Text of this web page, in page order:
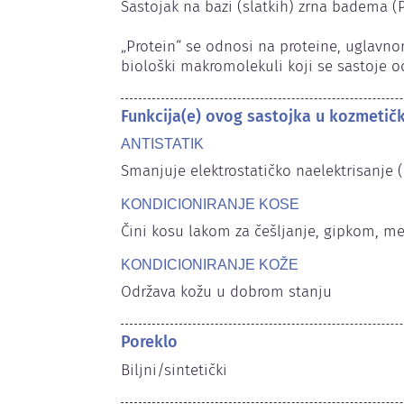
Sastojak na bazi (slatkih) zrna badema
„Protein“ se odnosi na proteine,
biološki makromolekuli koji se sastoje
Funkcija(e) ovog sastojka u
ANTISTATIK
Smanjuje elektrostatičko naelektrisanje
KONDICIONIRANJE KOSE
Čini kosu lakom za češljanje, gipkom,
KONDICIONIRANJE KOŽE
Održava kožu u dobrom stanju
Poreklo
Biljni/sintetički